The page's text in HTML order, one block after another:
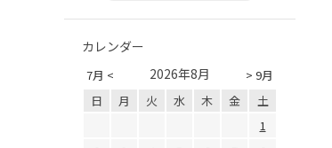
カレンダー
7月 < > 9月
2026年8月
日 月 火 水 木 金
土
1